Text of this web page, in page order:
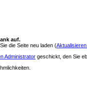
auf.
die Seite neu laden (
Administrator geschickt, den Sie